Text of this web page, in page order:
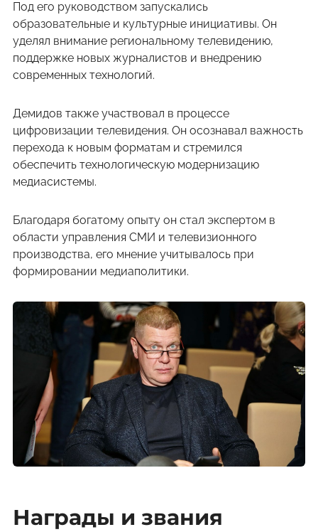
Под его руководством запускались
образовательные и культурные инициативы. Он
уделял внимание региональному телевидению,
поддержке новых журналистов и внедрению
современных технологий.
Демидов также участвовал в процессе
цифровизации телевидения. Он осознавал важность
перехода к новым форматам и стремился
обеспечить технологическую модернизацию
медиасистемы.
Благодаря богатому опыту он стал экспертом в
области управления СМИ и телевизионного
производства, его мнение учитывалось при
формировании медиаполитики.
Награды и звания